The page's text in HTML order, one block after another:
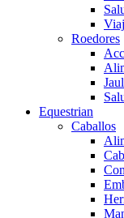
Roedores
Equestrian
Caballos